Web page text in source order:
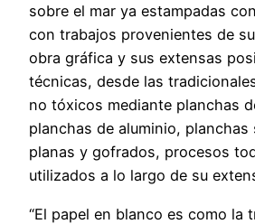
sobre el mar ya estampadas
con trabajos provenientes de
obra gráfica y sus extensas
técnicas, desde las
no tóxicos mediante planchas
planchas de aluminio, planchas
planas y gofrados, procesos
utilizados a lo largo de su
“El papel en blanco es como la